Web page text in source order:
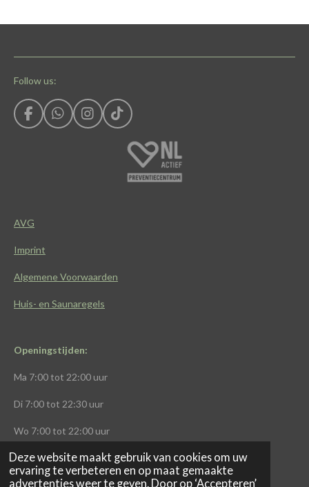
Deze website maakt gebruik van cookies om uw
ervaring te verbeteren en op maat gemaakte
advertenties weer te geven. Door op ‘Accepteren’
Follow us:
F
a
W
h
I
n
T
i
AVG
Imprint
Algemene Voorwaarden
Huis- en Saunaregels
Openingstijden:
Ma 7:00 tot 22:00 uur
Di 7:00 tot 22:30 uur
Wo 7:00 tot 22:00 uur
Do7:00 tot 22:00uur
Vr7:00 tot 21:00 uur